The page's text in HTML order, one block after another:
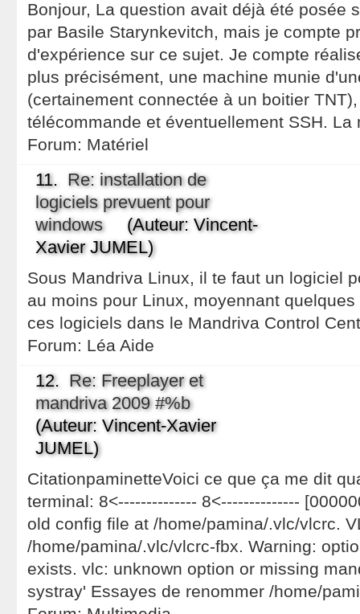
Bonjour, La question avait déjà été posée
par Basile Starynkevitch, mais je compte
d'expérience sur ce sujet. Je compte
plus précisément, une machine munie
(certainement connectée à un boitier
télécommande et éventuellement SSH. La
Forum: Matériel
11. Re: installation de
logiciels prevuent pour
windows(Auteur: Vincent-
Xavier JUMEL)
Sous Mandriva Linux, il te faut un logiciel
au moins pour Linux, moyennant
ces logiciels dans le Mandriva Control
Forum: Léa Aide
12. Re: Freeplayer et
mandriva 2009 #%b
(Auteur: Vincent-Xavier
JUMEL)
CitationpaminetteVoici ce que ça me dit
terminal: 8<-------------- 8<--------------
old config file at /home/pamina/.vlc/vlcrc.
/home/pamina/.vlc/vlcrc-fbx. Warning:
exists. vlc: unknown option or missing
systray' Essayes de renommer /home/